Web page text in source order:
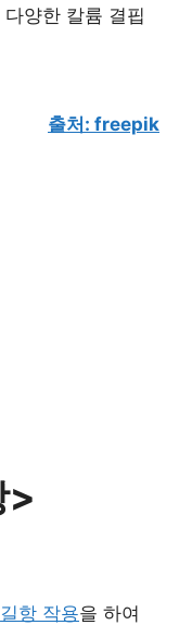
양한 칼륨 결핍
출처: freepik
>
길항 작용을 하여